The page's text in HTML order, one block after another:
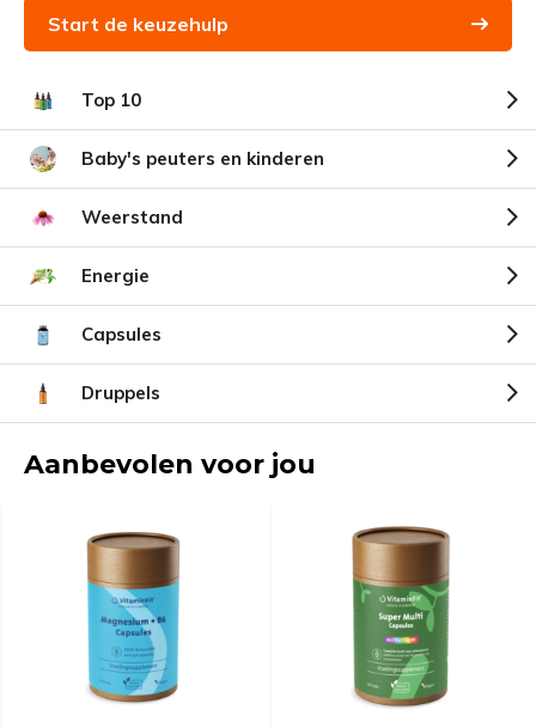
Start de keuzehulp
Top 10
Baby's peuters en kinderen
Weerstand
Energie
Capsules
Druppels
Aanbevolen voor jou